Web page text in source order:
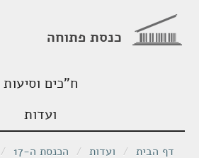
כנסת פתוחה
ח"כים וסיעות
ועדות
דף הבית / ועדות / הכנסת ה-17
/